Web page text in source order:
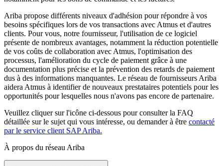
​Ariba propose différents niveaux d'adhésion pour répondre à vos
besoins spécifiques lors de vos transactions avec Atmus et d'autres
clients. Pour vous, notre fournisseur, l'utilisation de ce logiciel
présente de nombreux avantages, notamment la réduction potentielle
de vos coûts de collaboration avec Atmus, l'optimisation des
processus, l'amélioration du cycle de paiement grâce à une
documentation plus précise et la prévention des retards de paiement
dus à des informations manquantes. Le réseau de fournisseurs Ariba
aidera Atmus à identifier de nouveaux prestataires potentiels pour les
opportunités pour lesquelles nous n'avons pas encore de partenaire. ​
Veuillez cliquer sur l'icône ci-dessous pour consulter la FAQ
détaillée sur le sujet qui vous intéresse, ou demander à être contacté
par le service client SAP Ariba.
À propos du réseau Ariba